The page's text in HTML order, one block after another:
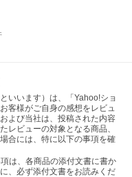
いいます）は、「Yahoo!ショ
客様がご自身の感想をレビュ
よび当社は、投稿された内容
レビューの対象となる商品、
合には、特に以下の事項を確
は、各商品の添付文書に書か
、必ず添付文書をお読みくだ